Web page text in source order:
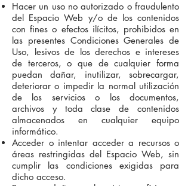
Hacer un uso no autorizado o fraudulento
del Espacio Web y/o de los contenidos
con fines o efectos ilícitos, prohibidos en
las presentes Condiciones Generales de
Uso, lesivos de los derechos e intereses
de terceros, o que de cualquier forma
puedan dañar, inutilizar, sobrecargar,
deteriorar o impedir la normal utilización
de los servicios o los documentos,
archivos y toda clase de contenidos
almacenados en cualquier equipo
informático.
Acceder o intentar acceder a recursos o
áreas restringidas del Espacio Web, sin
cumplir las condiciones exigidas para
dicho acceso.